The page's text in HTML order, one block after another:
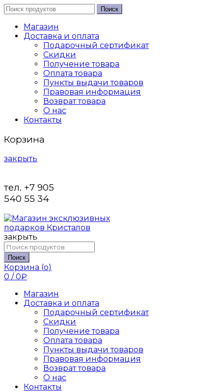
Поиск
Магазин
Доставка и оплата
Подарочный сертификат
Скидки
Получение товара
Оплата товара
Пункты выдачи товаров
Правовая информация
Возврат товара
О нас
Контакты
Корзина
закрыть
тел. +7 905
540 55 34
закрыть
Поиск
Корзина (o)
0 / 0₽
Магазин
Доставка и оплата
Подарочный сертификат
Скидки
Получение товара
Оплата товара
Пункты выдачи товаров
Правовая информация
Возврат товара
О нас
Контакты